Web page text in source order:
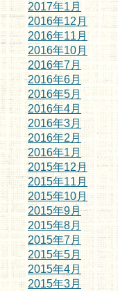
2017年1月
2016年12月
2016年11月
2016年10月
2016年7月
2016年6月
2016年5月
2016年4月
2016年3月
2016年2月
2016年1月
2015年12月
2015年11月
2015年10月
2015年9月
2015年8月
2015年7月
2015年5月
2015年4月
2015年3月